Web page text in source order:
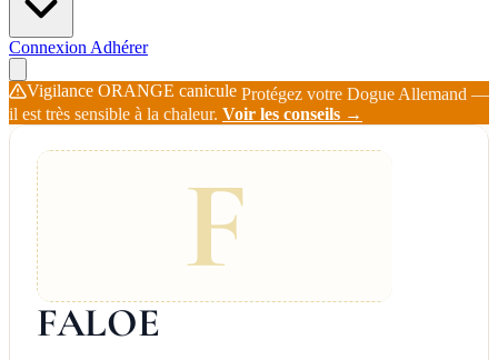
Connexion Adhérer
Vigilance ORANGE canicule Protégez votre Dogue Allemand —
il est très sensible à la chaleur. Voir les conseils →
F
FALOE